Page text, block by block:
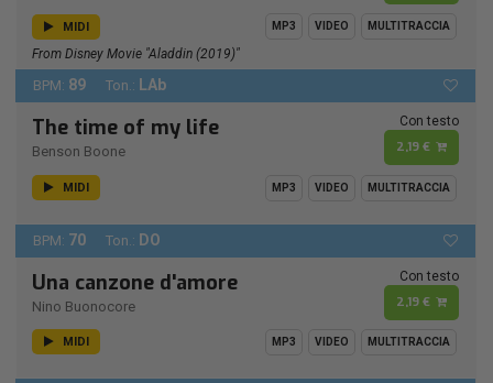
MIDI MP3 VIDEO MULTITRACCIA
From Disney Movie "Aladdin (2019)"
BPM: 89 Ton.: LAb
The time of my life
Benson Boone
Con testo
2,19 €
MIDI MP3 VIDEO MULTITRACCIA
BPM: 70 Ton.: DO
Una canzone d'amore
Nino Buonocore
Con testo
2,19 €
MIDI MP3 VIDEO MULTITRACCIA